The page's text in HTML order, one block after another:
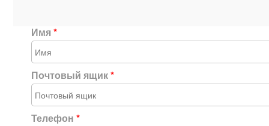
Имя*
Почтовый ящик*
Телефон*